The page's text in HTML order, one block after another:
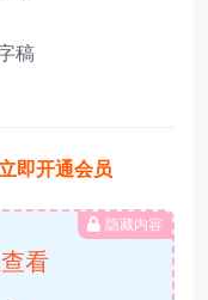
稿
即开通会员
隐藏内容
看